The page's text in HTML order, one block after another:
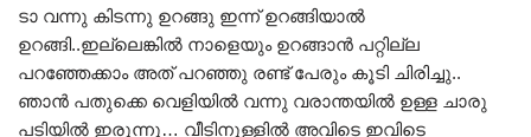
ടാ വന്നു കിടന്നു ഉറങ്ങു ഇന്ന് ഉറങ്ങിയാൽ
ഉറങ്ങി..ഇല്ലെങ്കിൽ നാളെയും ഉറങ്ങാൻ പറ്റില്ല
പറഞ്ഞേക്കാം അത് പറഞ്ഞു രണ്ട് പേരും കൂടി ചിരിച്ചു..
ഞാൻ പതുക്കെ വെളിയിൽ വന്നു വരാന്തയിൽ ഉള്ള ചാരു
പടിയിൽ ഇരുന്നു… വീടിനുള്ളിൽ അവിടെ ഇവിടെ